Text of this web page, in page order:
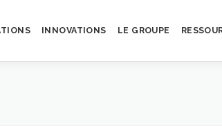
INNOVATIONS LE GROUPE